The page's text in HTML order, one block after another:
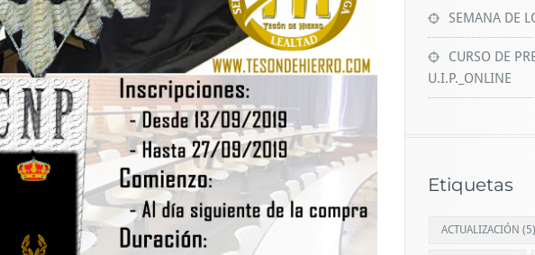
SEMANA DE
CURSO DE
U.I.P._ONLINE
Etiquetas
ACTUALIZACIÓN (5)